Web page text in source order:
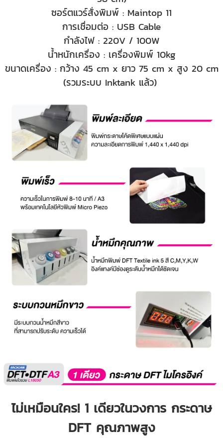
ซอร์ตแวร์สั่งพิมพ์ : Maintop 11
การเชื่อมต่อ : USB Cable
กำลังไฟ : 220V / 100W
น้ำหนักเครื่อง : เครื่องพิมพ์ 10kg
ขนาดเครื่อง : กว้าง 45 cm x ยาว 75 cm x สูง 20 cm
(รวมระบบ Inktank แล้ว)
ไม่เหมือนใคร! 1 เดียวในวงการ กระดาษ
DFT คุณภาพสูง